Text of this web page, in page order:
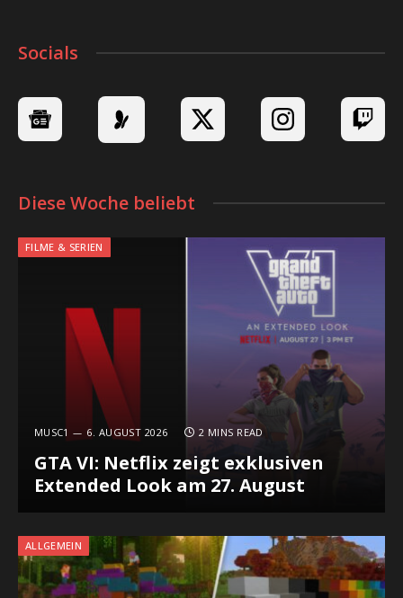
Socials
Diese Woche beliebt
FILME & SERIEN
MUSC1 6. AUGUST 2026 2 MINS READ
GTA VI: Netflix zeigt exklusiven
Extended Look am 27. August
ALLGEMEIN